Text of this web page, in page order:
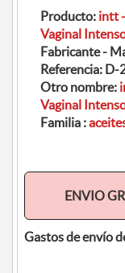
Producto: intt
Vaginal
Fabricante -
Referencia: D-
Otro nombre:
Vaginal
Familia :
ENVIO
Gastos de envío